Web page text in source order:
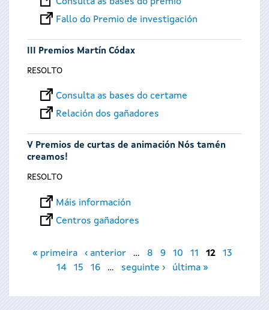
Fallo do Premio de investigación
III Premios Martín Códax
RESOLTO
Consulta as bases do certame
Relación dos gañadores
V Premios de curtas de animación Nós tamén
creamos!
RESOLTO
Máis información
Centros gañadores
Páxinas
« primeira ‹ anterior … 8 9 10 11 12
13
14
15 16 … seguinte › última »